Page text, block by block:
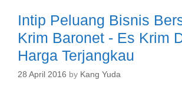
Intip Peluang Bisnis
Krim Baronet - Es Krim
Harga Terjangkau
28 April 2016 by Kang Yuda